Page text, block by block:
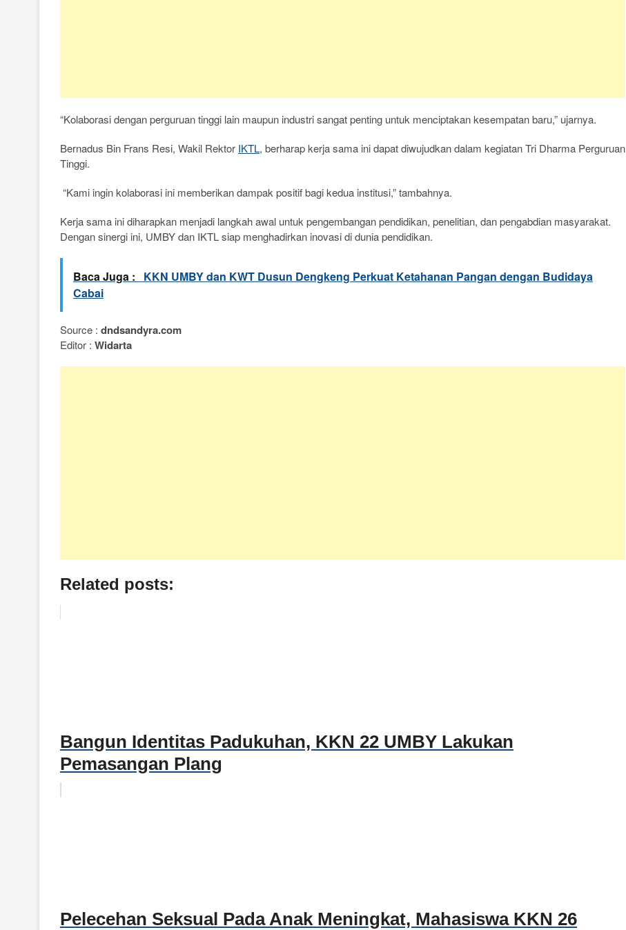
“Kolaborasi dengan perguruan tinggi lain maupun industri sangat penting untuk menciptakan kesempatan baru,” ujarnya.
Bernadus Bin Frans Resi, Wakil Rektor IKTL, berharap kerja sama ini dapat diwujudkan dalam kegiatan Tri Dharma Perguruan
Tinggi.
“Kami ingin kolaborasi ini memberikan dampak positif bagi kedua institusi,” tambahnya.
Kerja sama ini diharapkan menjadi langkah awal untuk pengembangan pendidikan, penelitian, dan pengabdian masyarakat.
Dengan sinergi ini, UMBY dan IKTL siap menghadirkan inovasi di dunia pendidikan.
Baca Juga :
KKN UMBY dan KWT Dusun Dengkeng Perkuat Ketahanan Pangan dengan Budidaya
Cabai
Source : dndsandyra.com
Editor : Widarta
Related posts:
Bangun Identitas Padukuhan, KKN 22 UMBY Lakukan
Pemasangan Plang
Pelecehan Seksual Pada Anak Meningkat, Mahasiswa KKN 26